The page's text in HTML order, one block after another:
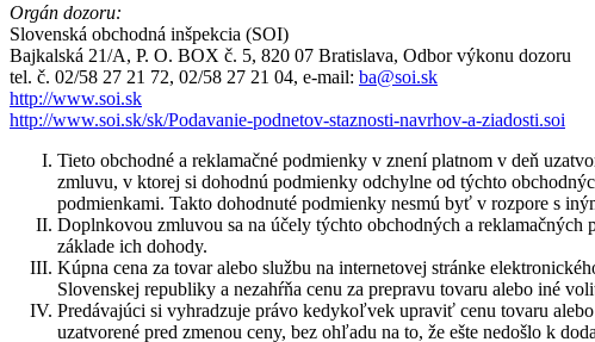
Orgán dozoru:
Slovenská obchodná inšpekcia (SOI)
Bajkalská 21/A, P. O. BOX č. 5, 820 07 Bratislava, Odbor výkonu dozoru
tel. č. 02/58 27 21 72, 02/58 27 21 04, e-mail: ba@soi.sk
http://www.soi.sk
http://www.soi.sk/sk/Podavanie-podnetov-staznosti-navrhov-a-ziadosti.soi
Tieto obchodné a reklamačné podmienky v znení platnom v deň
zmluvu, v ktorej si dohodnú podmienky odchylne od týchto
podmienkami. Takto dohodnuté podmienky nesmú byť v rozpore s
Doplnkovou zmluvou sa na účely týchto obchodných a
základe ich dohody.
Kúpna cena za tovar alebo službu na internetovej stránke
Slovenskej republiky a nezahŕňa cenu za prepravu tovaru alebo iné
Predávajúci si vyhradzuje právo kedykoľvek upraviť cenu tovaru
uzatvorené pred zmenou ceny, bez ohľadu na to, že ešte nedošlo k